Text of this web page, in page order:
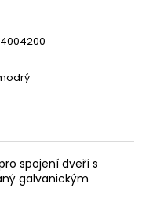
spojení dveří s
galvanickým